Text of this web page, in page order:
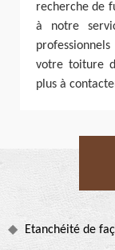
recherche de
à notre
votre toiture
plus à
Etanchéité de